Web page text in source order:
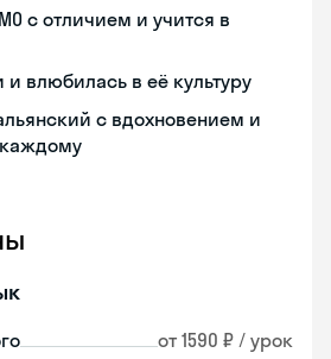
с отличием и учится в
влюбилась в её культуру
с вдохновением и
от 1590 ₽ / урок